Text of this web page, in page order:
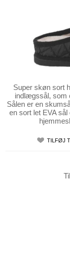
Super skøn sort
indlægssål, som
Sålen er en
en sort let EVA
TILFØJ